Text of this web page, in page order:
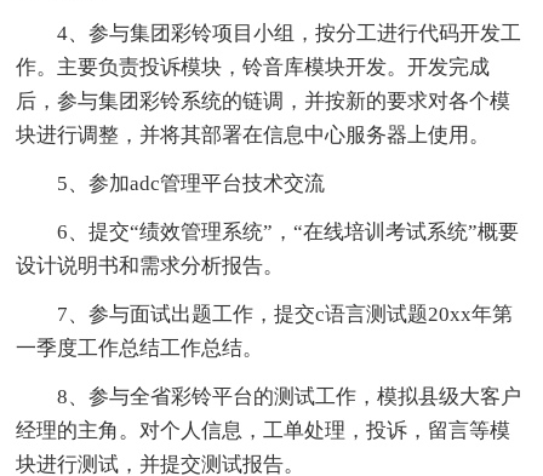
4、参与集团彩铃项目小组，按分工进行代码开发工
作。主要负责投诉模块，铃音库模块开发。开发完成
后，参与集团彩铃系统的链调，并按新的要求对各个模
块进行调整，并将其部署在信息中心服务器上使用。
5、参加adc管理平台技术交流
6、提交“绩效管理系统”，“在线培训考试系统”概要
设计说明书和需求分析报告。
7、参与面试出题工作，提交c语言测试题20xx年第
一季度工作总结工作总结。
8、参与全省彩铃平台的测试工作，模拟县级大客户
经理的主角。对个人信息，工单处理，投诉，留言等模
块进行测试，并提交测试报告。